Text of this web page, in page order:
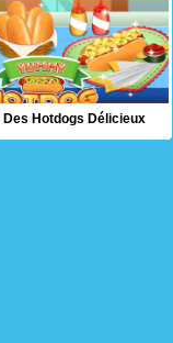
Des Hotdogs Délicieux